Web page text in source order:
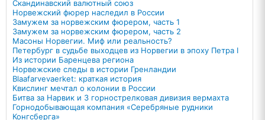
Скандинавский валютный союз
Норвежский фюрер наследил в России
Замужем за норвежским фюрером, часть 1
Замужем за норвежским фюрером, часть 2
Масоны Норвегии. Миф или реальность?
Петербург в судьбе выходцев из Норвегии в эпоху Петра I
Из истории Баренцева региона
Норвежские следы в истории Гренландии
Blaafarvevaerket: краткая история
Квислинг мечтал о колонии в России
Битва за Нарвик и 3 горнострелковая дивизия вермахта
Горнодобывающая компания «Серебряные рудники
Конгсберга»